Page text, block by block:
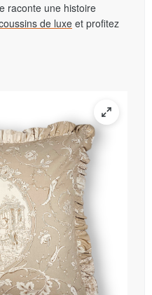
raconte une histoire
de luxe et profitez